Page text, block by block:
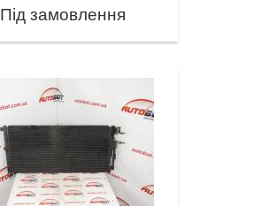
Під замовлення